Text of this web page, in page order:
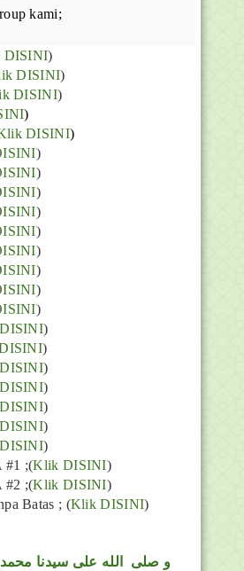
kami;
DISINI)
DISINI)
DISINI)
)
DISINI)
)
)
)
)
)
)
)
)
)
)
)
)
)
)
)
)
#1 ;(Klik DISINI)
#2 ;(Klik DISINI)
Batas ; (Klik DISINI)
و صلى الله على سيدنا